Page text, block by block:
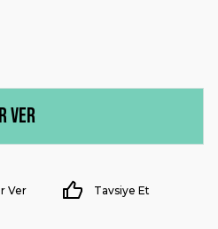
Ver
Ver Tavsiye Et